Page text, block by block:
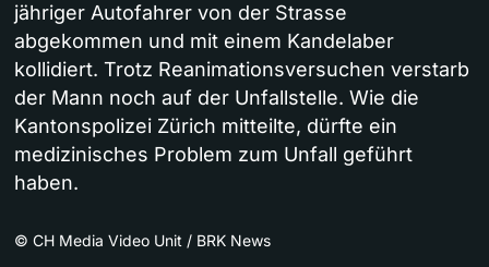
jähriger Autofahrer von der Strasse
abgekommen und mit einem Kandelaber
kollidiert. Trotz Reanimationsversuchen verstarb
der Mann noch auf der Unfallstelle. Wie die
Kantonspolizei Zürich mitteilte, dürfte ein
medizinisches Problem zum Unfall geführt
haben.
© CH Media Video Unit / BRK News